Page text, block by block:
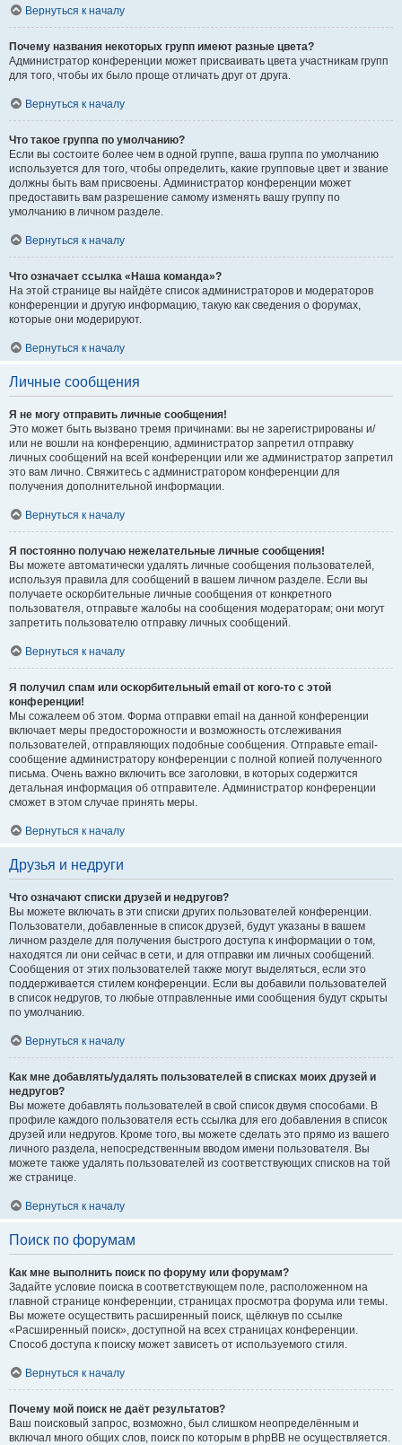
Вернуться к началу
Почему названия некоторых групп имеют разные цвета?
Администратор конференции может присваивать цвета участникам групп
для того, чтобы их было проще отличать друг от друга.
Вернуться к началу
Что такое группа по умолчанию?
Если вы состоите более чем в одной группе, ваша группа по умолчанию
используется для того, чтобы определить, какие групповые цвет и звание
должны быть вам присвоены. Администратор конференции может
предоставить вам разрешение самому изменять вашу группу по
умолчанию в личном разделе.
Вернуться к началу
Что означает ссылка «Наша команда»?
На этой странице вы найдёте список администраторов и модераторов
конференции и другую информацию, такую как сведения о форумах,
которые они модерируют.
Вернуться к началу
Личные сообщения
Я не могу отправить личные сообщения!
Это может быть вызвано тремя причинами: вы не зарегистрированы и/
или не вошли на конференцию, администратор запретил отправку
личных сообщений на всей конференции или же администратор запретил
это вам лично. Свяжитесь с администратором конференции для
получения дополнительной информации.
Вернуться к началу
Я постоянно получаю нежелательные личные сообщения!
Вы можете автоматически удалять личные сообщения пользователей,
используя правила для сообщений в вашем личном разделе. Если вы
получаете оскорбительные личные сообщения от конкретного
пользователя, отправьте жалобы на сообщения модераторам; они могут
запретить пользователю отправку личных сообщений.
Вернуться к началу
Я получил спам или оскорбительный email от кого-то с этой
конференции!
Мы сожалеем об этом. Форма отправки email на данной конференции
включает меры предосторожности и возможность отслеживания
пользователей, отправляющих подобные сообщения. Отправьте email-
сообщение администратору конференции с полной копией полученного
письма. Очень важно включить все заголовки, в которых содержится
детальная информация об отправителе. Администратор конференции
сможет в этом случае принять меры.
Вернуться к началу
Друзья и недруги
Что означают списки друзей и недругов?
Вы можете включать в эти списки других пользователей конференции.
Пользователи, добавленные в список друзей, будут указаны в вашем
личном разделе для получения быстрого доступа к информации о том,
находятся ли они сейчас в сети, и для отправки им личных сообщений.
Сообщения от этих пользователей также могут выделяться, если это
поддерживается стилем конференции. Если вы добавили пользователей
в список недругов, то любые отправленные ими сообщения будут скрыты
по умолчанию.
Вернуться к началу
Как мне добавлять/удалять пользователей в списках моих друзей и
недругов?
Вы можете добавлять пользователей в свой список двумя способами. В
профиле каждого пользователя есть ссылка для его добавления в список
друзей или недругов. Кроме того, вы можете сделать это прямо из вашего
личного раздела, непосредственным вводом имени пользователя. Вы
можете также удалять пользователей из соответствующих списков на той
же странице.
Вернуться к началу
Поиск по форумам
Как мне выполнить поиск по форуму или форумам?
Задайте условие поиска в соответствующем поле, расположенном на
главной странице конференции, страницах просмотра форума или темы.
Вы можете осуществить расширенный поиск, щёлкнув по ссылке
«Расширенный поиск», доступной на всех страницах конференции.
Способ доступа к поиску может зависеть от используемого стиля.
Вернуться к началу
Почему мой поиск не даёт результатов?
Ваш поисковый запрос, возможно, был слишком неопределённым и
включал много общих слов, поиск по которым в phpBB не осуществляется.